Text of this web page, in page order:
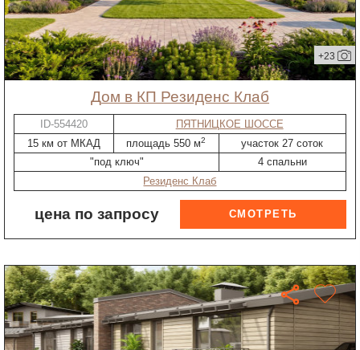
+23
дом в КП Резиденс Клаб
ID-554420
ПЯТНИЦКОЕ ШОССЕ
15 км от МКАД
площадь 550 м2
участок 27 соток
"под ключ"
4 спальни
Резиденс Клаб
цена по запросу